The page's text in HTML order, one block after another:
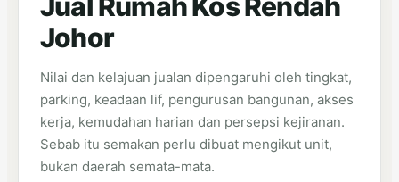
Johor
Nilai dan kelajuan jualan dipengaruhi oleh tingkat,
parking, keadaan lif, pengurusan bangunan, akses
kerja, kemudahan harian dan persepsi kejiranan.
Sebab itu semakan perlu dibuat mengikut unit,
bukan daerah semata-mata.